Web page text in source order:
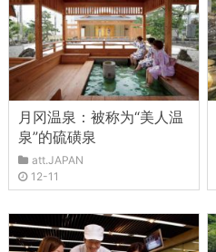
月冈温泉：被称为“美人温
泉”的硫磺泉
att.JAPAN
12-11